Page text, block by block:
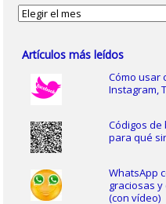
Archivos
Artículos más leídos
Cómo usar
Instagram,
Códigos de
para qué
WhatsApp
graciosas
(con vídeo)